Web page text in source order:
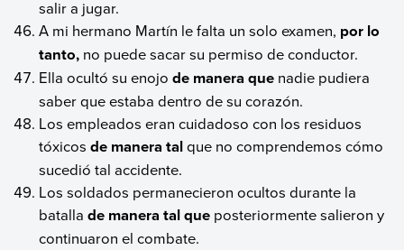
salir a jugar.
A mi hermano Martín le falta un solo examen, por lo
tanto, no puede sacar su permiso de conductor.
Ella ocultó su enojode manera que nadie pudiera
saber que estaba dentro de su corazón.
Los empleados eran cuidadoso con los residuos
tóxicosde manera talque no comprendemos cómo
sucedió tal accidente.
Los soldados permanecieron ocultos durante la
batallade manera tal que posteriormente salieron y
continuaron el combate.